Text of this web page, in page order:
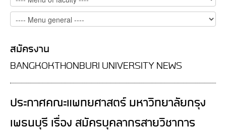
สมัครงาน
BANGKOKTHONBURI UNIVERSITY NEWS
ประกาศคณะแพทยศาสตร์ มหาวิทยาลัยกรุง
เพธนบุรี เรื่อง สมัครบุคลากรสายวิชาการ